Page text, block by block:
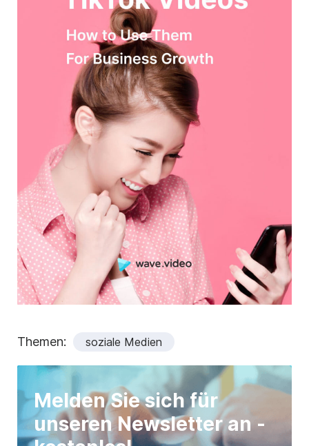
Themen: soziale Medien
Melden Sie sich für
unseren Newsletter an -